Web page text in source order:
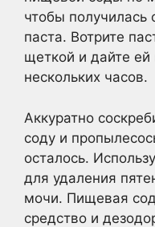
чтобы получилась
паста. Вотрите
щеткой и дайте ей
нескольких часов.
Аккуратно
соду и
осталось.
для удаления
мочи. Пищевая
средство и